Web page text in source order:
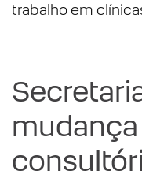
trabalho em